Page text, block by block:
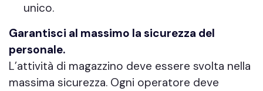
unico.
Garantisci al massimo la sicurezza del
personale.
L’attività di magazzino deve essere svolta nella
massima sicurezza. Ogni operatore deve